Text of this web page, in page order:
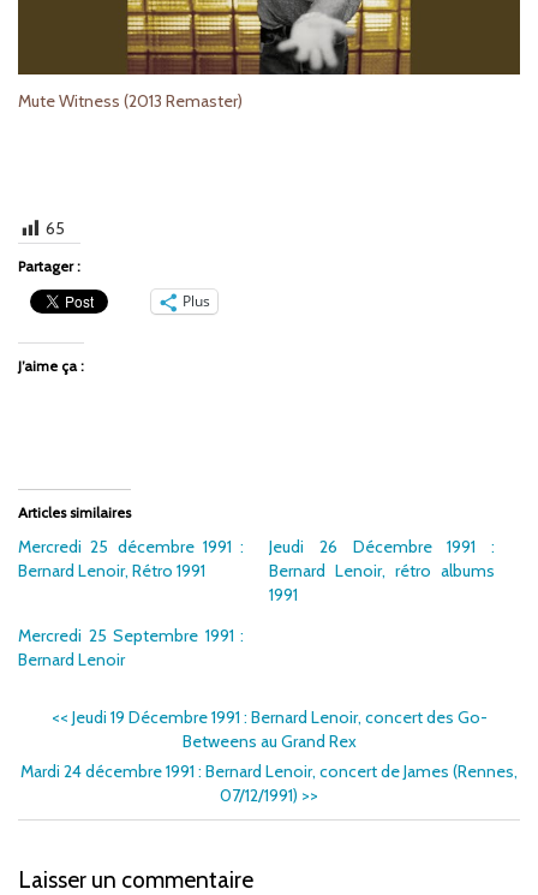
Mute Witness (2013 Remaster)
65
Partager :
Plus
J’aime ça :
Articles similaires
Mercredi 25 décembre 1991 :
Bernard Lenoir, Rétro 1991
Jeudi 26 Décembre 1991 :
Bernard Lenoir, rétro albums
1991
Mercredi 25 Septembre 1991 :
Bernard Lenoir
<< Jeudi 19 Décembre 1991 : Bernard Lenoir, concert des Go-
Betweens au Grand Rex
Mardi 24 décembre 1991 : Bernard Lenoir, concert de James (Rennes,
07/12/1991) >>
Laisser un commentaire